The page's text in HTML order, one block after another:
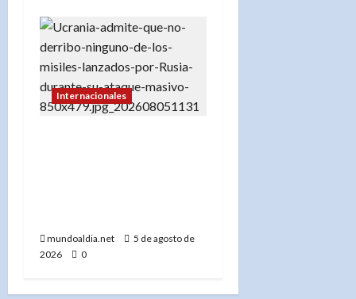
Internacionales
mundoaldia.net
5 de agosto de
2026
0